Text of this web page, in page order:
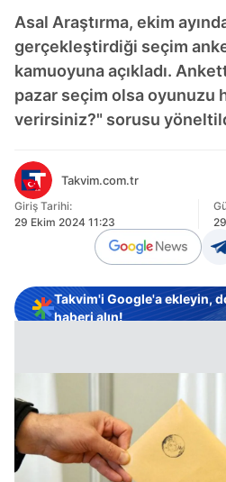
Asal Araştırma, ekim
gerçekleştirdiği seçim
kamuoyuna açıkladı.
pazar seçim olsa oyunuzu
verirsiniz?" sorusu
Takvim.com.tr
Giriş Tarihi:
29 Ekim 2024 11:23
Takvim'i Google'a ekleyin,
haberi alın!